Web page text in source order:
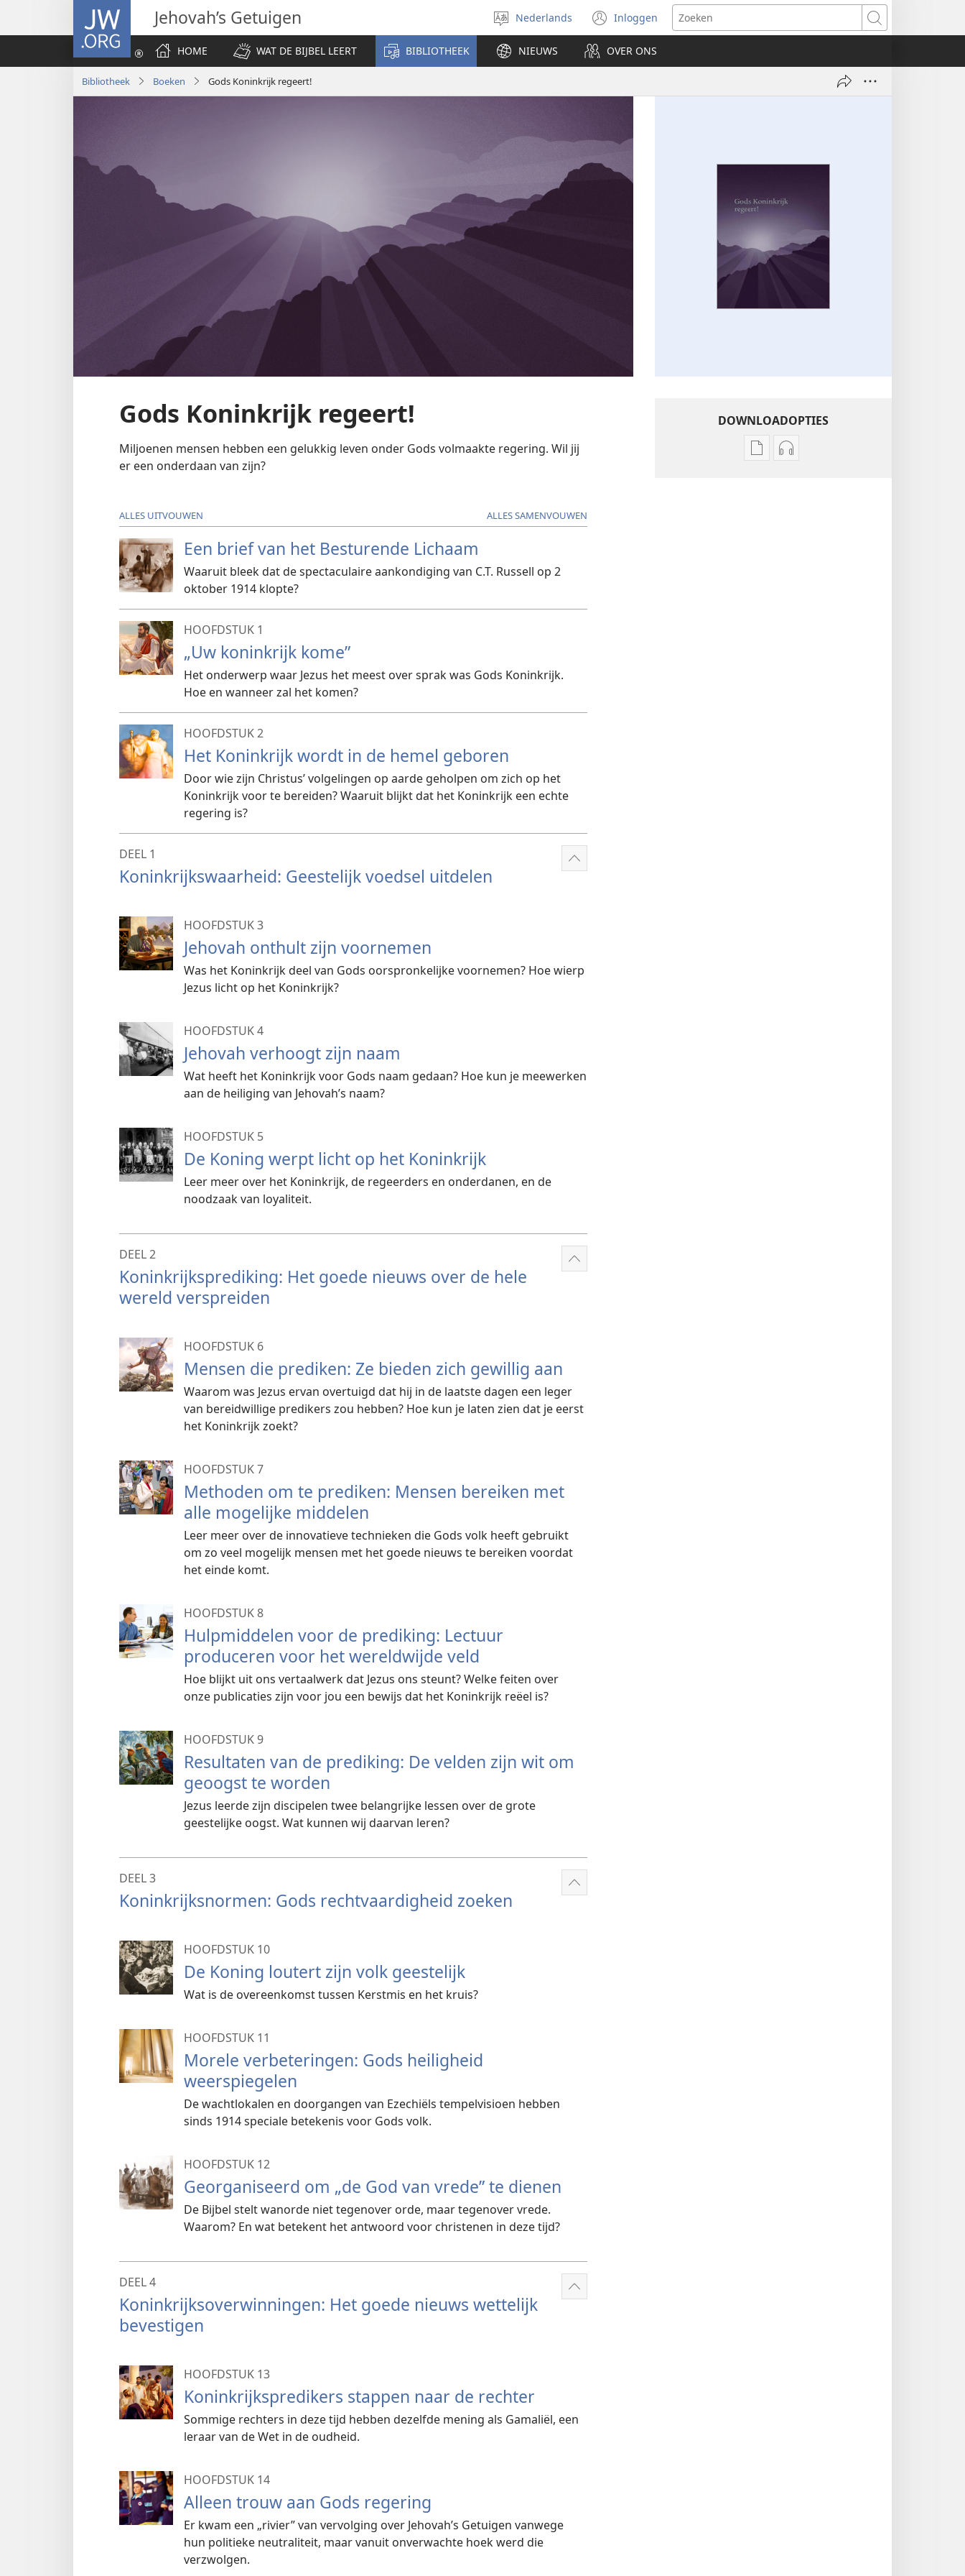
JW.ORG Jehovah’s Getuigen
Taal
selecteren
Nederlands Inloggen
(opent
nieuw
venster)
Zoeken
HOME
WAT DE BIJBEL LEERT BIBLIOTHEEK NIEUWS OVER ONS
Bibliotheek Boeken Gods Koninkrijk regeert!
Gods Koninkrijk regeert!
Miljoenen mensen hebben een gelukkig leven onder Gods volmaakte regering. Wil jij
er een onderdaan van zijn?
ALLES UITVOUWEN ALLES SAMENVOUWEN
Een brief van het Besturende Lichaam
Waaruit bleek dat de spectaculaire aankondiging van C.T. Russell op 2
oktober 1914 klopte?
HOOFDSTUK 1
„Uw koninkrijk kome”
Het onderwerp waar Jezus het meest over sprak was Gods Koninkrijk.
Hoe en wanneer zal het komen?
HOOFDSTUK 2
Het Koninkrijk wordt in de hemel geboren
Door wie zijn Christus’ volgelingen op aarde geholpen om zich op het
Koninkrijk voor te bereiden? Waaruit blijkt dat het Koninkrijk een echte
regering is?
DEEL 1
Koninkrijkswaarheid: Geestelijk voedsel uitdelen
Meer
HOOFDSTUK 3
Jehovah onthult zijn voornemen
Was het Koninkrijk deel van Gods oorspronkelijke voornemen? Hoe wierp
Jezus licht op het Koninkrijk?
HOOFDSTUK 4
Jehovah verhoogt zijn naam
Wat heeft het Koninkrijk voor Gods naam gedaan? Hoe kun je meewerken
aan de heiliging van Jehovah’s naam?
HOOFDSTUK 5
De Koning werpt licht op het Koninkrijk
Leer meer over het Koninkrijk, de regeerders en onderdanen, en de
noodzaak van loyaliteit.
DEEL 2
Koninkrijksprediking: Het goede nieuws over de hele
wereld verspreiden
Meer
HOOFDSTUK 6
Mensen die prediken: Ze bieden zich gewillig aan
Waarom was Jezus ervan overtuigd dat hij in de laatste dagen een leger
van bereidwillige predikers zou hebben? Hoe kun je laten zien dat je eerst
het Koninkrijk zoekt?
HOOFDSTUK 7
Methoden om te prediken: Mensen bereiken met
alle mogelijke middelen
Leer meer over de innovatieve technieken die Gods volk heeft gebruikt
om zo veel mogelijk mensen met het goede nieuws te bereiken voordat
het einde komt.
HOOFDSTUK 8
Hulpmiddelen voor de prediking: Lectuur
produceren voor het wereldwijde veld
Hoe blijkt uit ons vertaalwerk dat Jezus ons steunt? Welke feiten over
onze publicaties zijn voor jou een bewijs dat het Koninkrijk reëel is?
HOOFDSTUK 9
Resultaten van de prediking: De velden zijn wit om
geoogst te worden
Jezus leerde zijn discipelen twee belangrijke lessen over de grote
geestelijke oogst. Wat kunnen wij daarvan leren?
DEEL 3
Koninkrijksnormen: Gods rechtvaardigheid zoeken
Meer
HOOFDSTUK 10
De Koning loutert zijn volk geestelijk
Wat is de overeenkomst tussen Kerstmis en het kruis?
HOOFDSTUK 11
Morele verbeteringen: Gods heiligheid
weerspiegelen
De wachtlokalen en doorgangen van Ezechiëls tempelvisioen hebben
sinds 1914 speciale betekenis voor Gods volk.
HOOFDSTUK 12
Georganiseerd om „de God van vrede” te dienen
De Bijbel stelt wanorde niet tegenover orde, maar tegenover vrede.
Waarom? En wat betekent het antwoord voor christenen in deze tijd?
DEEL 4
Koninkrijksoverwinningen: Het goede nieuws wettelijk
bevestigen
Meer
HOOFDSTUK 13
Koninkrijkspredikers stappen naar de rechter
Sommige rechters in deze tijd hebben dezelfde mening als Gamaliël, een
leraar van de Wet in de oudheid.
HOOFDSTUK 14
Alleen trouw aan Gods regering
Er kwam een „rivier” van vervolging over Jehovah’s Getuigen vanwege
hun politieke neutraliteit, maar vanuit onverwachte hoek werd die
verzwolgen.
DOWNLOADOPTIES
Downloadopties
Downloadopties